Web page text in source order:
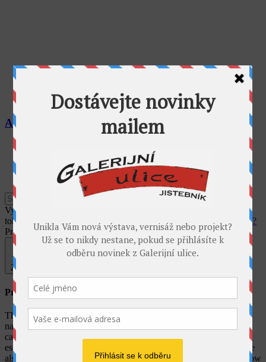
Alena Lipinová
Využíváme cookies pro analýzu návštěvnosti webu. Používáním
tohoto webu s tím vyjadřujete souhlas.
Souhlasím
Co jsou cookies?
Privacy & Cookies Policy
Zavřít
Privacy Overview
This website uses cookies to improve your experience while you
navigate through the website. Out of these, the cookies that are
categorized as necessary are stored on your browser as they are
essential for the working of basic functionalities of the website. We
also use third-party cookies that help us analyze and understand how